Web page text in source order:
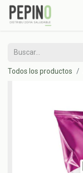
Todos los productos